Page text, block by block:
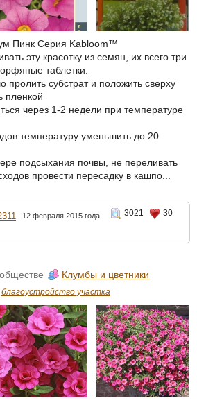
Пинк Серия Kabloom™
эту красотку из семян, их всего три
таблетки.
субстрат и положить сверху
пленкой
через 1-2 недели при температуре
температуру уменьшить до 20
подсыхания почвы, не переливать
провести пересадку в кашпо...
12 февраля 2015 года 3021
30
Клумбы и цветники
благоустройство участка